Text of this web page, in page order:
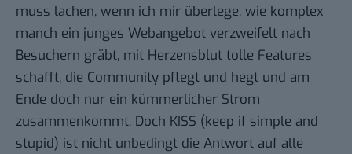
muss lachen, wenn ich mir überlege, wie komplex
manch ein junges Webangebot verzweifelt nach
Besuchern gräbt, mit Herzensblut tolle Features
schafft, die Community pflegt und hegt und am
Ende doch nur ein kümmerlicher Strom
zusammenkommt. Doch KISS (keep if simple and
stupid) ist nicht unbedingt die Antwort auf alle